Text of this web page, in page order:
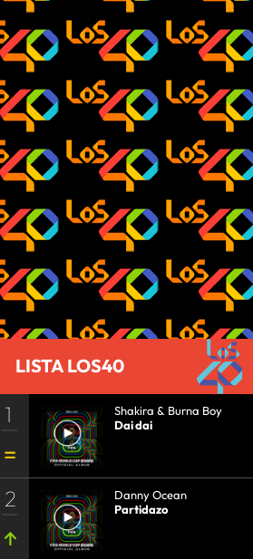
LISTA LOS40
1
Shakira & Burna Boy
Dai dai
2
Danny Ocean
Partidazo